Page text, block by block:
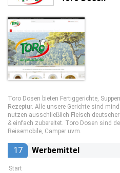
Toro Dosen bieten Fertiggerichte,
Rezeptur. Alle unsere Gerichte sind
nutzen ausschließlich Fleisch
& einfach zubereitet. Toro Dosen sind
Reisemobile, Camper uvm.
17 Werbemittel
Start